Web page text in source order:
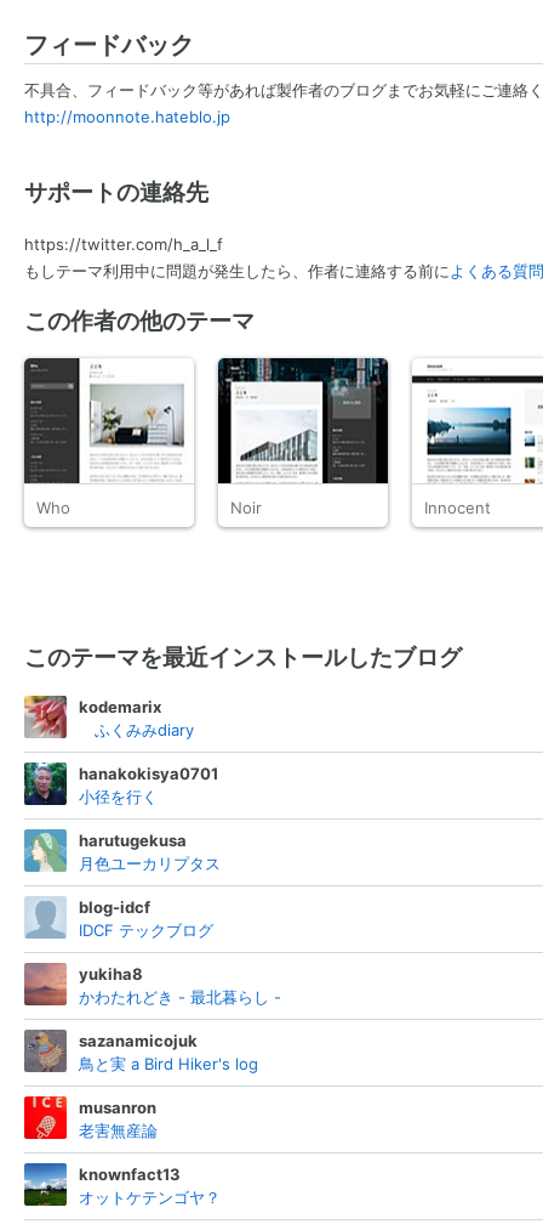
フィードバック
不具合、フィードバック等があれば製作者のブログまでお気軽にご連絡
http://moonnote.hateblo.jp
サポートの連絡先
https://twitter.com/h_a_l_f
もしテーマ利用中に問題が発生したら、作者に連絡する前に よくある質問
この作者の他のテーマ
Who Noir Innocent
このテーマを最近インストールしたブログ
kodemarix
ふくみみdiary
hanakokisya0701
小径を行く
harutugekusa
月色ユーカリプタス
blog-idcf
IDCF テックブログ
yukiha8
かわたれどき - 最北暮らし -
sazanamicojuk
鳥と実 a Bird Hiker's log
musanron
老害無産論
knownfact13
オットケテンゴヤ？